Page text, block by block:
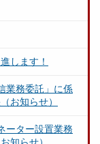
します！
業務委託」に係
お知らせ）
ーター設置業務
知らせ）